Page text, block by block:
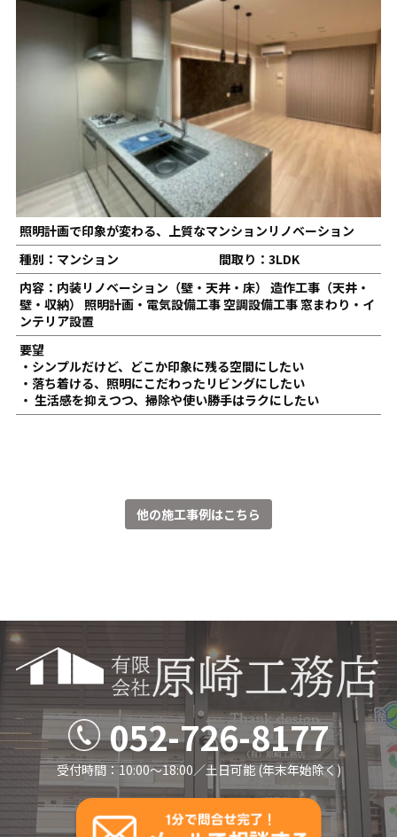
照明計画で印象が変わる、上質なマンションリノベーション
種別：マンション
間取り：3LDK
内容：内装リノベーション（壁・天井・床） 造作工事（天井・
壁・収納） 照明計画・電気設備工事 空調設備工事 窓まわり・イ
ンテリア設置
要望
・シンプルだけど、どこか印象に残る空間にしたい
・落ち着ける、照明にこだわったリビングにしたい
・ 生活感を抑えつつ、掃除や使い勝手はラクにしたい
他の施工事例はこちら
052-726-8177
受付時間：10:00～18:00／⼟⽇可能 (年末年始除く)